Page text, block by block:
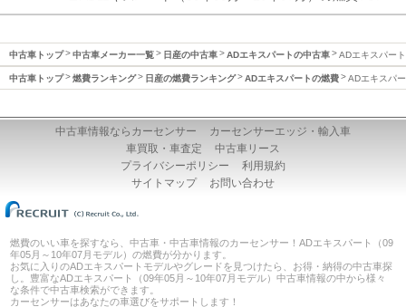
中古車トップ 中古車メーカー一覧 日産の中古車 ADエキスパートの中古車 ADエキスパー
中古車トップ 燃費ランキング 日産の燃費ランキング ADエキスパートの燃費 ADエキスパ
中古車情報ならカーセンサー
カーセンサーエッジ・輸入車
車買取・車査定
中古車リース
プライバシーポリシー
利用規約
サイトマップ
お問い合わせ
燃費のいい車を探すなら、中古車・中古車情報のカーセンサー！ADエキスパート（09
年05月～10年07月モデル）の燃費が分かります。
お気に入りのADエキスパートモデルやグレードを見つけたら、お得・納得の中古車探
し。豊富なADエキスパート（09年05月～10年07月モデル）中古車情報の中から様々
な条件で中古車検索ができます。
カーセンサーはあなたの車選びをサポートします！